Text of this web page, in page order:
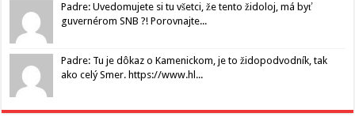
Padre: Uvedomujete si tu všetci, že tento židoloj, má byť
guvernérom SNB ?! Porovnajte...
Padre: Tu je dôkaz o Kamenickom, je to židopodvodník, tak
ako celý Smer. https://www.hl...